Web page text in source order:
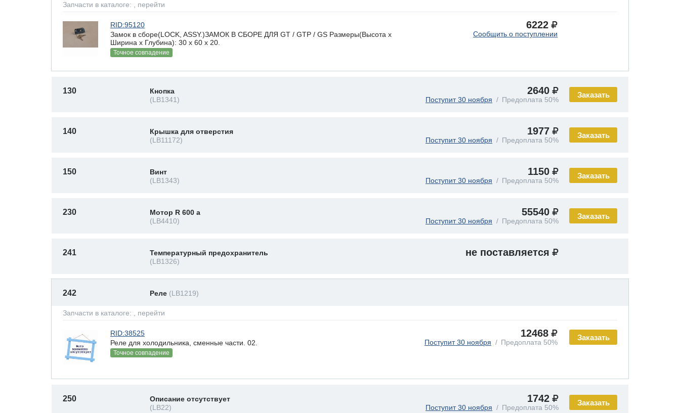
Запчасти в каталоге: , перейти
RID:95120
Замок в сборе(LOCK, ASSY.)ЗАМОК В СБОРЕ ДЛЯ GT / GTP / GS Размеры(Высота х
Ширина х Глубина): 30 x 60 х 20.
Точное совпадение
6222
Сообщить о поступлении
Заказать
130
Кнопка
(LB1341)
2640
Поступит 30 ноября Предоплата 50%
Заказать
140
Крышка для отверстия
(LB11172)
1977
Поступит 30 ноября Предоплата 50%
Заказать
150
Винт
(LB1343)
1150
Поступит 30 ноября Предоплата 50%
Заказать
230
Мотор R 600 a
(LB4410)
55540
Поступит 30 ноября Предоплата 50%
241
Температурный предохранитель
(LB1326)
не поставляется
242 Реле (LB1219)
Запчасти в каталоге: , перейти
Заказать
RID:38525
Реле для холодильника, сменные части. 02.
Точное совпадение
12468
Поступит 30 ноября Предоплата 50%
Заказать
250
Описание отсутствует
(LB22)
1742
Поступит 30 ноября Предоплата 50%